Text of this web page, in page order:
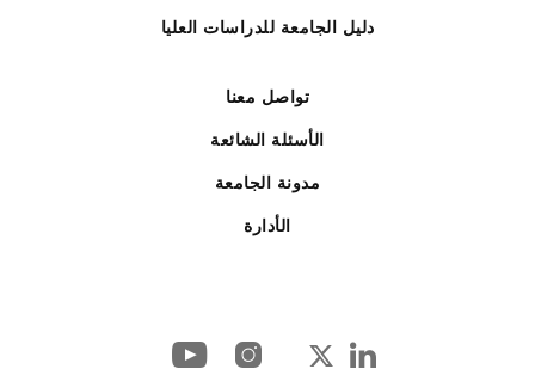
دليل الجامعة للدراسات العليا
تواصل معنا
الأسئلة الشائعة
مدونة الجامعة
الأدارة